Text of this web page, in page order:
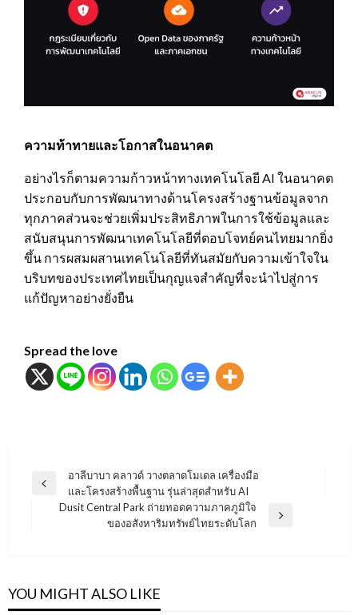
ความท้าทายและโอกาสในอนาคต
อย่างไรก็ตามความก้าวหน้าทางเทคโนโลยี AI ในอนาคต
ประกอบกับการพัฒนาทางด้านโครงสร้างฐานข้อมูลจาก
ทุกภาคส่วนจะช่วยเพิ่มประสิทธิภาพในการใช้ข้อมูลและ
สนับสนุนการพัฒนาเทคโนโลยีที่ตอบโจทย์คนไทยมากยิ่ง
ขึ้น การผสมผสานเทคโนโลยีที่ทันสมัยกับความเข้าใจใน
บริบทของประเทศไทยเป็นกุญแจสำคัญที่จะนำไปสู่การ
แก้ปัญหาอย่างยั่งยืน
Spread the love
แนะแนว
เรื่อง
Previous
อาลีบาบา คลาวด์ วางตลาดโมเดล เครื่องมือ
และโครงสร้างพื้นฐาน รุ่นล่าสุดสำหรับ AI
Dusit Central Park ถ่ายทอดความภาคภูมิใจ
ของอสังหาริมทรัพย์ไทยระดับโลก
YOU MIGHT ALSO LIKE